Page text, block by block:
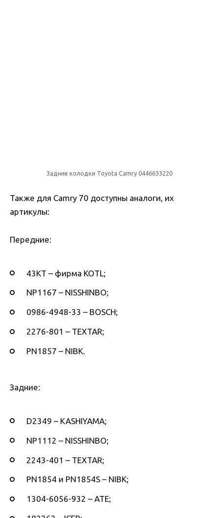
Задние колодки Toyota Camry 0446633220
Также для Camry 70 доступны аналоги, их
артикулы:
Передние:
43KT – фирма KOTL;
NP1167 – NISSHINBO;
0986-4948-33 – BOSCH;
2276-801 – TEXTAR;
PN1857 – NIBK.
Задние:
D2349 – KASHIYAMA;
NP1112 – NISSHINBO;
2243-401 – TEXTAR;
PN1854 и PN1854S – NIBK;
1304-6056-932 – ATE;